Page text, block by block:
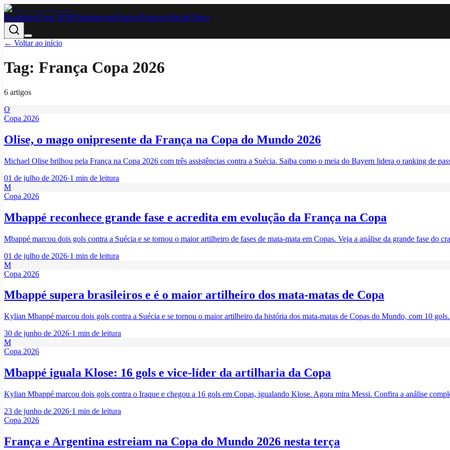
BastidoresCopa 2026EliminatóriasHistóriaNotíciasSeleçãoTática
← Voltar ao início
Tag: França Copa 2026
6 artigos
O
Copa 2026
Olise, o mago onipresente da França na Copa do Mundo 2026
Michael Olise brilhou pela França na Copa 2026 com três assistências contra a Suécia. Saiba como o meia do Bayern lidera o ranking de
01 de julho de 2026·1 min de leitura
M
Copa 2026
Mbappé reconhece grande fase e acredita em evolução da França na Copa
Mbappé marcou dois gols contra a Suécia e se tornou o maior artilheiro de fases de mata-mata em Copas. Veja a análise da grande fase do
01 de julho de 2026·1 min de leitura
M
Copa 2026
Mbappé supera brasileiros e é o maior artilheiro dos mata-matas de Copa
Kylian Mbappé marcou dois gols contra a Suécia e se tornou o maior artilheiro da história dos mata-matas de Copas do Mundo, com 10
30 de junho de 2026·1 min de leitura
M
Copa 2026
Mbappé iguala Klose: 16 gols e vice-líder da artilharia da Copa
Kylian Mbappé marcou dois gols contra o Iraque e chegou a 16 gols em Copas, igualando Klose. Agora mira Messi. Confira a análise
23 de junho de 2026·1 min de leitura
Copa 2026
França e Argentina estreiam na Copa do Mundo 2026 nesta terça